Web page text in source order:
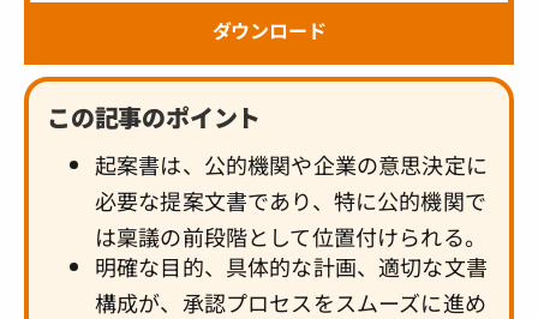
ダウンロード
この記事のポイント
起案書は、公的機関や企業の意思決定に
必要な提案文書であり、特に公的機関で
は稟議の前段階として位置付けられる。
明確な目的、具体的な計画、適切な文書
構成が、承認プロセスをスムーズに進め